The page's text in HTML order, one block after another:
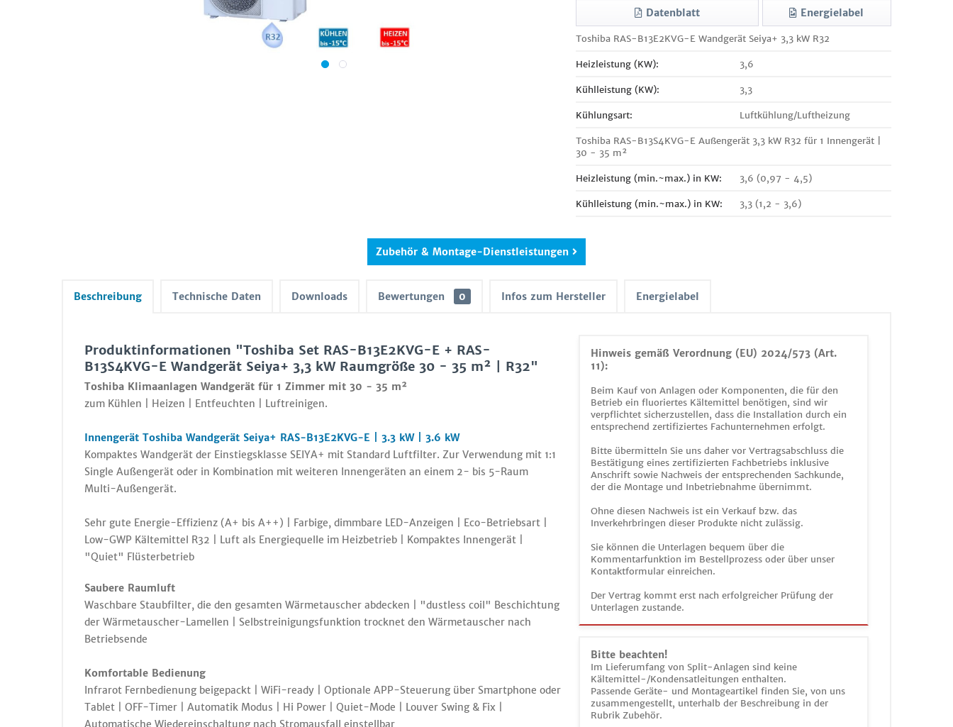
Datenblatt Energielabel
Toshiba RAS-B13E2KVG-E Wandgerät Seiya+ 3,3 kW R32
Heizleistung (KW): 3,6
Kühlleistung (KW): 3,3
Kühlungsart: Luftkühlung/Luftheizung
Toshiba RAS-B13S4KVG-E Außengerät 3,3 kW R32 für 1 Innengerät |
30 - 35 m²
Heizleistung (min.~max.) in KW: 3,6 (0,97 - 4,5)
Kühlleistung (min.~max.) in KW: 3,3 (1,2 - 3,6)
Zubehör & Montage-Dienstleistungen
Beschreibung Technische Daten Downloads Bewertungen 0 Infos zum Hersteller Energielabel
Hinweis gemäß Verordnung (EU) 2024/573 (Art.
11):
Beim Kauf von Anlagen oder Komponenten, die für den
Betrieb ein fluoriertes Kältemittel benötigen, sind wir
verpflichtet sicherzustellen, dass die Installation durch ein
entsprechend zertifiziertes Fachunternehmen erfolgt.
Bitte übermitteln Sie uns daher vor Vertragsabschluss die
Bestätigung eines zertifizierten Fachbetriebs inklusive
Anschrift sowie Nachweis der entsprechenden Sachkunde,
der die Montage und Inbetriebnahme übernimmt.
Ohne diesen Nachweis ist ein Verkauf bzw. das
Inverkehrbringen dieser Produkte nicht zulässig.
Sie können die Unterlagen bequem über die
Kommentarfunktion im Bestellprozess oder über unser
Kontaktformular einreichen.
Der Vertrag kommt erst nach erfolgreicher Prüfung der
Unterlagen zustande.
Bitte beachten!
Im Lieferumfang von Split-Anlagen sind keine
Kältemittel-/Kondensatleitungen enthalten.
Passende Geräte- und Montageartikel finden Sie, von uns
zusammengestellt, unterhalb der Beschreibung in der
Rubrik Zubehör.
Produktinformationen "Toshiba Set RAS-B13E2KVG-E + RAS-
B13S4KVG-E Wandgerät Seiya+ 3,3 kW Raumgröße 30 - 35 m² | R32"
Toshiba Klimaanlagen Wandgerät für 1 Zimmer mit 30 - 35 m²
zum Kühlen | Heizen | Entfeuchten | Luftreinigen.
Innengerät Toshiba Wandgerät Seiya+ RAS-B13E2KVG-E | 3.3 kW | 3.6 kW
Kompaktes Wandgerät der Einstiegsklasse SEIYA+ mit Standard Luftfilter. Zur Verwendung mit 1:1
Single Außengerät oder in Kombination mit weiteren Innengeräten an einem 2- bis 5-Raum
Multi-Außengerät.
Sehr gute Energie-Effizienz (A+ bis A++) | Farbige, dimmbare LED-Anzeigen | Eco-Betriebsart |
Low-GWP Kältemittel R32 | Luft als Energiequelle im Heizbetrieb | Kompaktes Innengerät |
"Quiet" Flüsterbetrieb
Saubere Raumluft
Waschbare Staubfilter, die den gesamten Wärmetauscher abdecken | "dustless coil" Beschichtung
der Wärmetauscher-Lamellen | Selbstreinigungsfunktion trocknet den Wärmetauscher nach
Betriebsende
Komfortable Bedienung
Infrarot Fernbedienung beigepackt | WiFi-ready | Optionale APP-Steuerung über Smartphone oder
Tablet | OFF-Timer | Automatik Modus | Hi Power | Quiet-Mode | Louver Swing & Fix |
Automatische Wiedereinschaltung nach Stromausfall einstellbar